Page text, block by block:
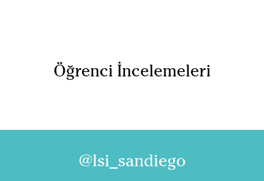
Öğrenci İncelemeleri
@lsi_sandiego